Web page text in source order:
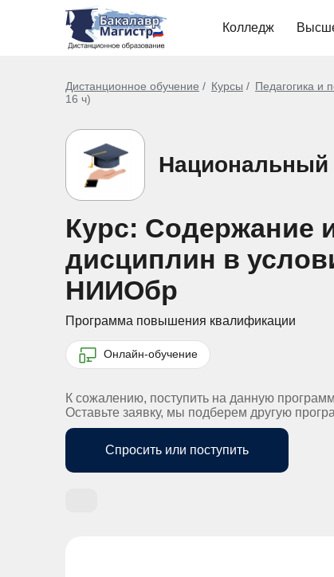
Колледж
Дистанционное обучение Курсы Педагогика и
16 ч)
Национальный
Курс: Содержание
дисциплин в
НИИОбр
Программа повышения квалификации
Онлайн-обучение
К сожалению, поступить на данную
Оставьте заявку, мы подберем другую
Спросить или поступить